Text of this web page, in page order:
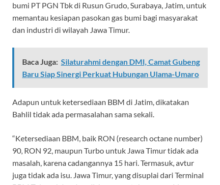
bumi PT PGN Tbk di Rusun Grudo, Surabaya, Jatim, untuk
memantau kesiapan pasokan gas bumi bagi masyarakat
dan industri di wilayah Jawa Timur.
Baca Juga: Silaturahmi dengan DMI, Camat Gubeng
Baru Siap Sinergi Perkuat Hubungan Ulama-Umaro
Adapun untuk ketersediaan BBM di Jatim, dikatakan
Bahlil tidak ada permasalahan sama sekali.
“Ketersediaan BBM, baik RON (research octane number)
90, RON 92, maupun Turbo untuk Jawa Timur tidak ada
masalah, karena cadangannya 15 hari. Termasuk, avtur
juga tidak ada isu. Jawa Timur, yang disuplai dari Terminal